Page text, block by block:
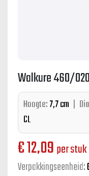
Walkure 460/
Hoogte:7,7 cm |
CL
€12,09 per stuk
Verpakkingseenheid: